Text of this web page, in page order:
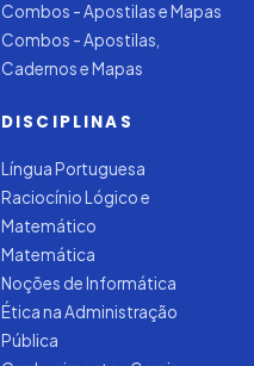
Combos - Apostilas e Mapas
Combos - Apostilas,
Cadernos e Mapas
DISCIPLINAS
Língua Portuguesa
Raciocínio Lógico e
Matemático
Matemática
Noções de Informática
Ética na Administração
Pública